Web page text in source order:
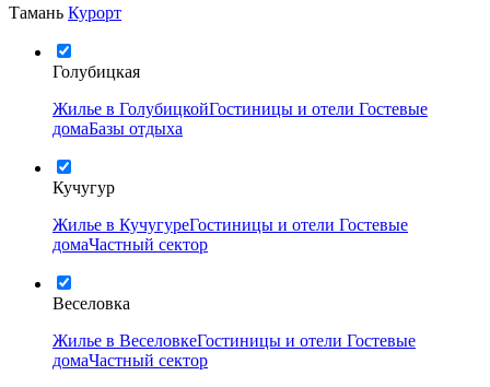
Тамань Курорт
Голубицкая
Жилье в ГолубицкойГостиницы и отели Гостевые
домаБазы отдыха
Кучугур
Жилье в КучугуреГостиницы и отели Гостевые
домаЧастный сектор
Веселовка
Жилье в ВеселовкеГостиницы и отели Гостевые
домаЧастный сектор